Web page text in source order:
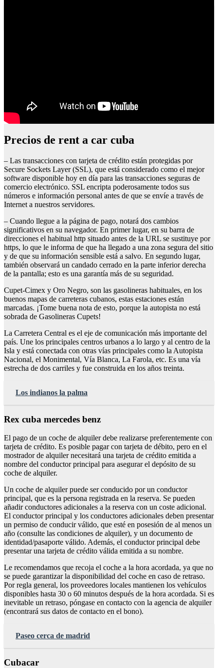
Precios de rent a car cuba
– Las transacciones con tarjeta de crédito están protegidas por
Secure Sockets Layer (SSL), que está considerado como el mejor
software disponible hoy en día para las transacciones seguras de
comercio electrónico. SSL encripta poderosamente todos sus
números e información personal antes de que se envíe a través de
Internet a nuestros servidores.
– Cuando llegue a la página de pago, notará dos cambios
significativos en su navegador. En primer lugar, en su barra de
direcciones el habitual http situado antes de la URL se sustituye por
https, lo que le informa de que ha llegado a una zona segura del sitio
y de que su información sensible está a salvo. En segundo lugar,
también observará un candado cerrado en la parte inferior derecha
de la pantalla; esto es una garantía más de su seguridad.
Cupet-Cimex y Oro Negro, son las gasolineras habituales, en los
buenos mapas de carreteras cubanos, estas estaciones están
marcadas. ¡Tome buena nota de esto, porque la autopista no está
sobrada de Gasolineras Cupets!
La Carretera Central es el eje de comunicación más importante del
país. Une los principales centros urbanos a lo largo y al centro de la
Isla y está conectada con otras vías principales como la Autopista
Nacional, el Monimental, Vía Blanca, La Farola, etc. Es una vía
estrecha de dos carriles y fue construida en los años treinta.
Los indianos la palma
Rex cuba mercedes benz
El pago de un coche de alquiler debe realizarse preferentemente con
tarjeta de crédito. Es posible pagar con tarjeta de débito, pero en el
mostrador de alquiler necesitará una tarjeta de crédito emitida a
nombre del conductor principal para asegurar el depósito de su
coche de alquiler.
Un coche de alquiler puede ser conducido por un conductor
principal, que es la persona registrada en la reserva. Se pueden
añadir conductores adicionales a la reserva con un coste adicional.
El conductor principal y los conductores adicionales deben presentar
un permiso de conducir válido, que esté en posesión de al menos un
año (consulte las condiciones de alquiler), y un documento de
identidad/pasaporte válido. Además, el conductor principal debe
presentar una tarjeta de crédito válida emitida a su nombre.
Le recomendamos que recoja el coche a la hora acordada, ya que no
se puede garantizar la disponibilidad del coche en caso de retraso.
Por regla general, los proveedores locales mantienen los vehículos
disponibles hasta 30 o 60 minutos después de la hora acordada. Si es
inevitable un retraso, póngase en contacto con la agencia de alquiler
(encontrará sus datos de contacto en el bono).
Paseo cerca de madrid
Cubacar